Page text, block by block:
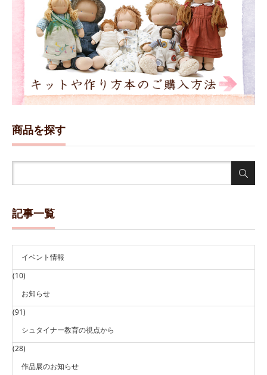
商品を探す
記事一覧
イベント情報
(10)
お知らせ
(91)
シュタイナー教育の視点から
(28)
作品展のお知らせ